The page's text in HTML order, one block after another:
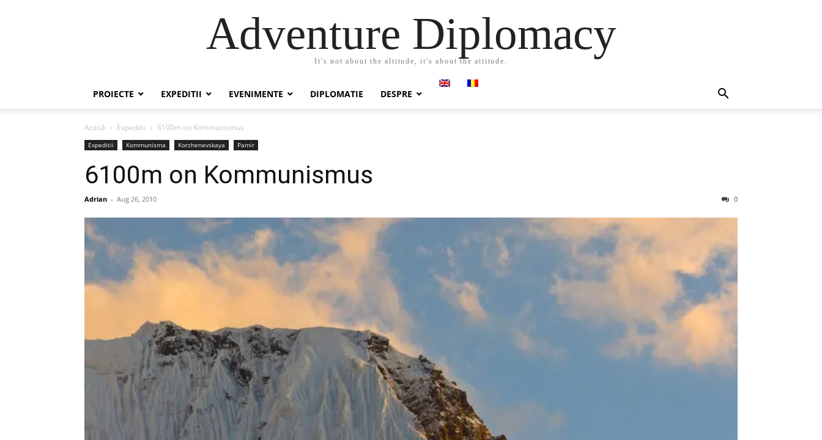
Adventure Diplomacy
It's not about the altitude, it's about the attitude.
PROIECTE EXPEDITII EVENIMENTE DIPLOMATIE DESPRE
Acasă Expeditii 6100m on Kommunismus
Expeditii Kommunisma Korzhenevskaya Pamir
6100m on Kommunismus
Adrian - Aug 26, 2010 0